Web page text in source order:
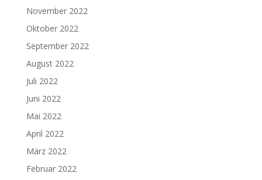
November 2022
Oktober 2022
September 2022
August 2022
Juli 2022
Juni 2022
Mai 2022
April 2022
März 2022
Februar 2022